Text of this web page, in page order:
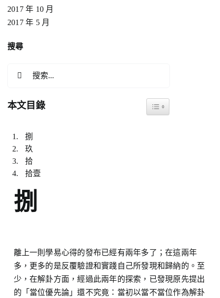
捌
離上一則學易心得的發布已經有兩年多了；在這兩年
多，更多的是反覆驗證和實踐自己所發現和歸納的。至
少，在解卦方面，經過此兩年的探索，已發現原先提出
的「當位優先論」還不究竟：當初以當不當位作為解卦
2017 年 10 月
2017 年 5 月
搜尋
果：
本文目錄 Toggle Table of Content
捌
玖
拾
拾壹